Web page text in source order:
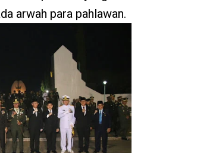
arwah para pahlawan.